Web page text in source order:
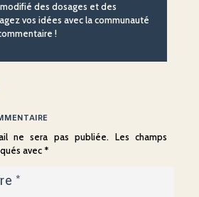
des dosages et des
vos idées avec la communauté
!
ne sera pas publiée. Les champs
avec *